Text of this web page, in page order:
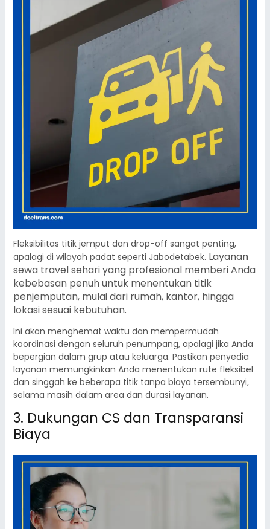
Fleksibilitas titik jemput dan drop-off sangat penting,
apalagi di wilayah padat seperti Jabodetabek. Layanan
sewa travel sehari yang profesional memberi Anda
kebebasan penuh untuk menentukan titik
penjemputan, mulai dari rumah, kantor, hingga
lokasi sesuai kebutuhan.
Ini akan menghemat waktu dan mempermudah
koordinasi dengan seluruh penumpang, apalagi jika Anda
bepergian dalam grup atau keluarga. Pastikan penyedia
layanan memungkinkan Anda menentukan rute fleksibel
dan singgah ke beberapa titik tanpa biaya tersembunyi,
selama masih dalam area dan durasi layanan.
3. Dukungan CS dan Transparansi
Biaya